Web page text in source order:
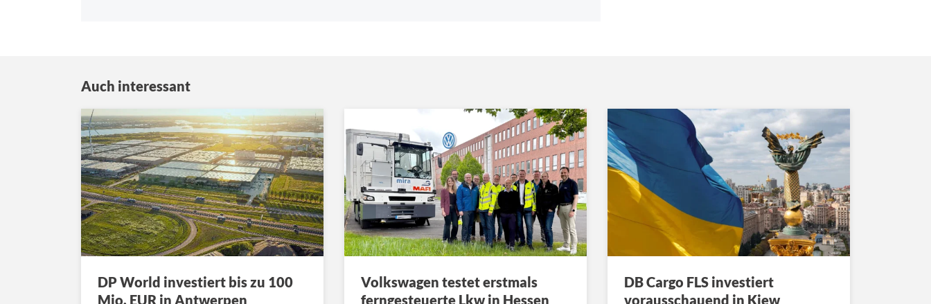
Auch interessant
DP World investiert bis zu 100
Mio. EUR in Antwerpen
Volkswagen testet erstmals
ferngesteuerte Lkw in Hessen
DB Cargo FLS investiert
vorausschauend in Kiew